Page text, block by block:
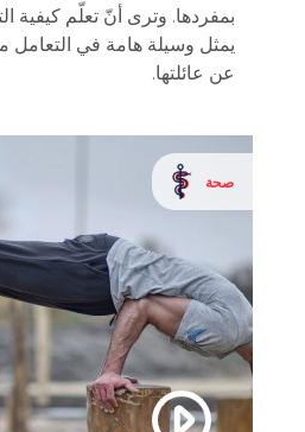
بمفردها. وترى أنّ تعلّم كيفية
يمثل وسيلة هامة في التعامل
عن عائلتها.
صحة